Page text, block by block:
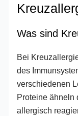
Was sind
Bei
des
verschiedenen
Proteine ähneln
allergisch